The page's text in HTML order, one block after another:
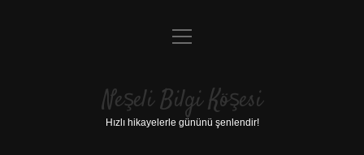
Anasayfa
Yasal Uyarı
menüyü
Neşeli Bilgi Köşesi
Hızlı hikayelerle gününü şenlendir!